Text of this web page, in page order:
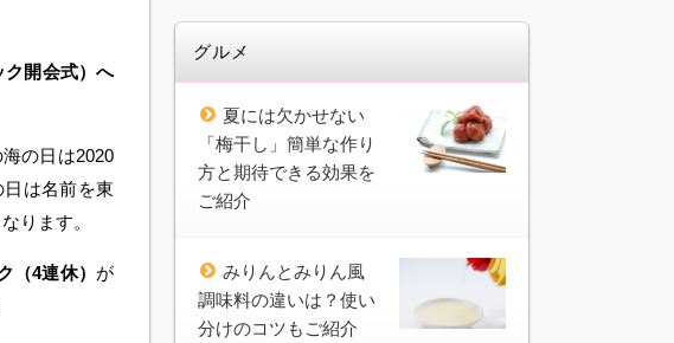
ク開会式）へ
の日は2020
は名前を東
ります。
（4連休） が
グルメ
夏には欠かせない
「梅干し」簡単な作り
方と期待できる効果を
ご紹介
みりんとみりん風
調味料の違いは？使い
分けのコツもご紹介